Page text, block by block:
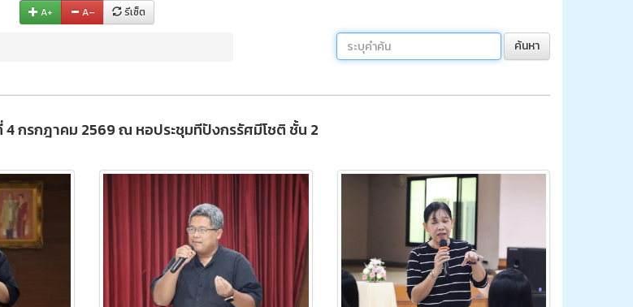
A+ A– รีเซ็ต
ค้นหา
4 กรกฎาคม 2569 ณ หอประชุมทีปังกรรัศมีโชติ ชั้น 2